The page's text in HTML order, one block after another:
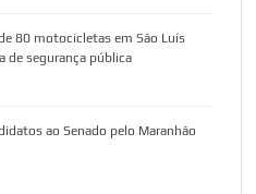
80 motocicletas em São Luís
de segurança pública
ao Senado pelo Maranhão